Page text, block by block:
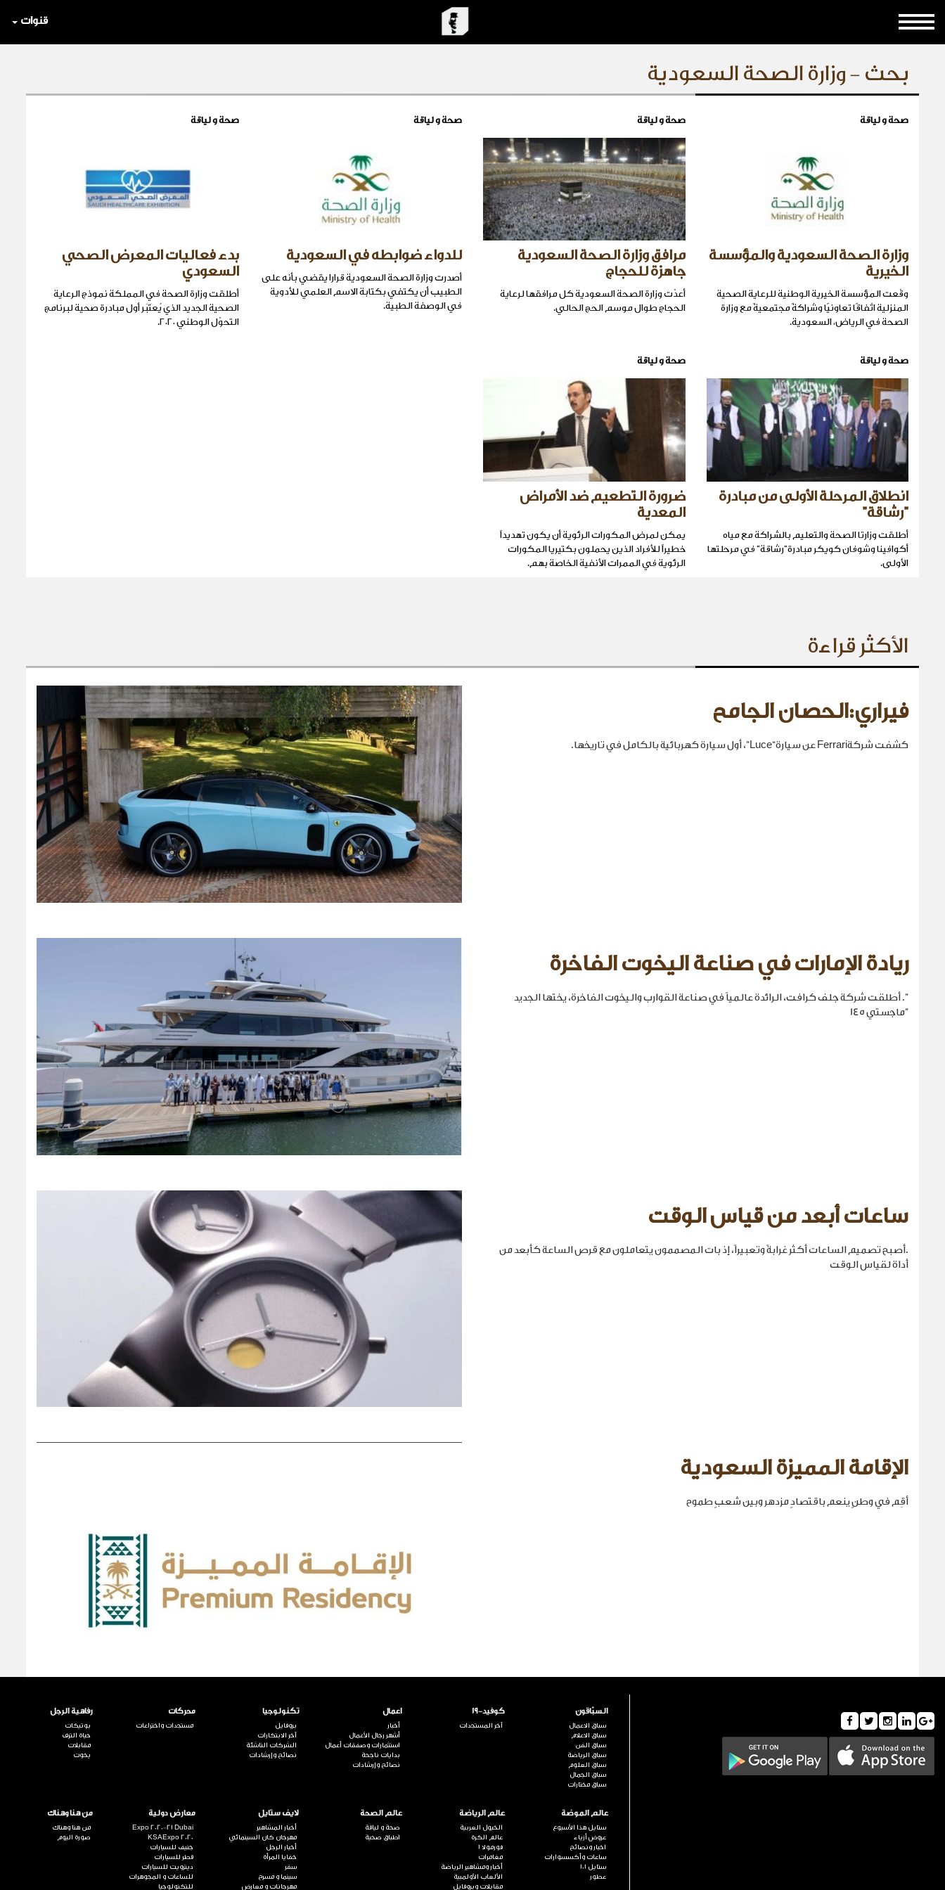
قنوات
بحث - وزارة الصحة السعودية
صحة و لياقة
وزارة الصحة السعودية والمؤسسة
الخيرية
وقّعت المؤسسة الخيرية الوطنية للرعاية الصحية
المنزلية اتّفاقًا تعاونيًا وشراكةً مجتمعيةً مع وزارة
الصحة في الرياض، السعودية.
صحة و لياقة
مرافق وزارة الصحة السعودية
جاهزة للحجاج
أعدّت وزارة الصحة السعودية كل مرافقها لرعاية
الحجاج طوال موسم الحج الحالي.
صحة و لياقة
للدواء ضوابطه في السعودية
أصدرت وزارة الصحة السعودية قرارا يقضي بأنه على
الطبيب أن يكتفي بكتابة الاسم العلمي للأدوية
في الوصفة الطبية.
صحة و لياقة
بدء فعاليات المعرض الصحي
السعودي
أطلقت وزارة الصحة في المملكة نموذج الرعاية
الصحية الجديد الذي يُعتَبَر أول مبادرة صحية لبرنامج
التحوّل الوطني ٢٠٢٠.
صحة و لياقة
انطلاق المرحلة الأولى من مبادرة
”رشاقة"
أطلقت وزارتا الصحة والتعليم بالشراكة مع مياه
أكوافينا وشوفان كويكر مبادرة”رشاقة" في مرحلتها
الأولى.
صحة و لياقة
ضرورة التطعيم ضد الأمراض
المعدية
يمكن لمرض المكورات الرئوية أن يكون تهديداً
خطيراً للأفراد الذين يحملون بكتيريا المكورات
الرئوية في الممرات الأنفية الخاصة بهم.
الأكثر قراءة
فيراري:الحصان الجامح
كشفت شركةFerrari عن سيارة“Luce”، أول سيارة كهربائية بالكامل في تاريخها.
ريادة الإمارات في صناعة اليخوت الفاخرة
". أطلقت شركة جلف كرافت، الرائدة عالمياً في صناعة القوارب واليخوت الفاخرة، يختها الجديد
"ماجستي 145
ساعات أبعد من قياس الوقت
.أصبح تصميم الساعات أكثر غرابةً وتعبيراً، إذ بات المصممون يتعاملون مع قرص الساعة كأبعد من
أداة لقياس الوقت
الإقامة المميزة السعودية
أقِم في وطنٍ ينعم باقتصادٍ مزدهر وبين شعبٍ طموح
السبّاقون
سباق الاعمال
سباق الاعلام
سباق الفن
سباق الرياضة
سباق العلوم
سباق الجمال
سباق مختارات
كوفيد-19
آخر المستجدات
اعمال
أخبار
أشهر رجال الأعمال
استثمارات وصفقات أعمال
بدايات ناجحة
نصائح وإرشادات
تكنولوجيا
بروفايل
آخر الابتكارات
الشركات الناشئة
نصائح وإرشادات
محركات
مستجدات واختراعات
رفاهية الرجل
بوتيكات
حياة الترف
مقابلات
يخوت
عالم الموضة
ستايل هذا الأسبوع
عروض أزياء
اخبار ونصائح
ساعات وأكسسوارات
ستايل 101
عطور
عالم الرياضة
الخيول العربية
عالم الكرة
فورمولا 1
مغامرات
أخبار ومشاهير الرياضة
الألعاب الأولمبية
مقابلات وبروفايل
عالم الصحة
صحة و لياقة
اطباق صحية
لايف ستايل
أخبار المشاهير
مهرجان كان السينمائي
أخبار الرجل
خفايا المرأة
سفر
سينما و مسرح
مهرجانات و معارض
معارض دولية
Expo 2020-21 Dubai
KSAExpo 2020
جنيف للسيارات
قطر للسيارات
ديترويت للسيارات
للساعات و المجوهرات
للتكنولوجيا
من هنا وهناك
من هنا وهناك
صورة اليوم